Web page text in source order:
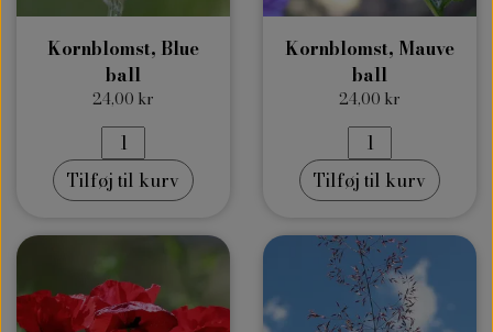
Kornblomst, Blue
ball
24,00 kr
Tilføj til kurv
Kornblomst, Mauve
ball
24,00 kr
Tilføj til kurv